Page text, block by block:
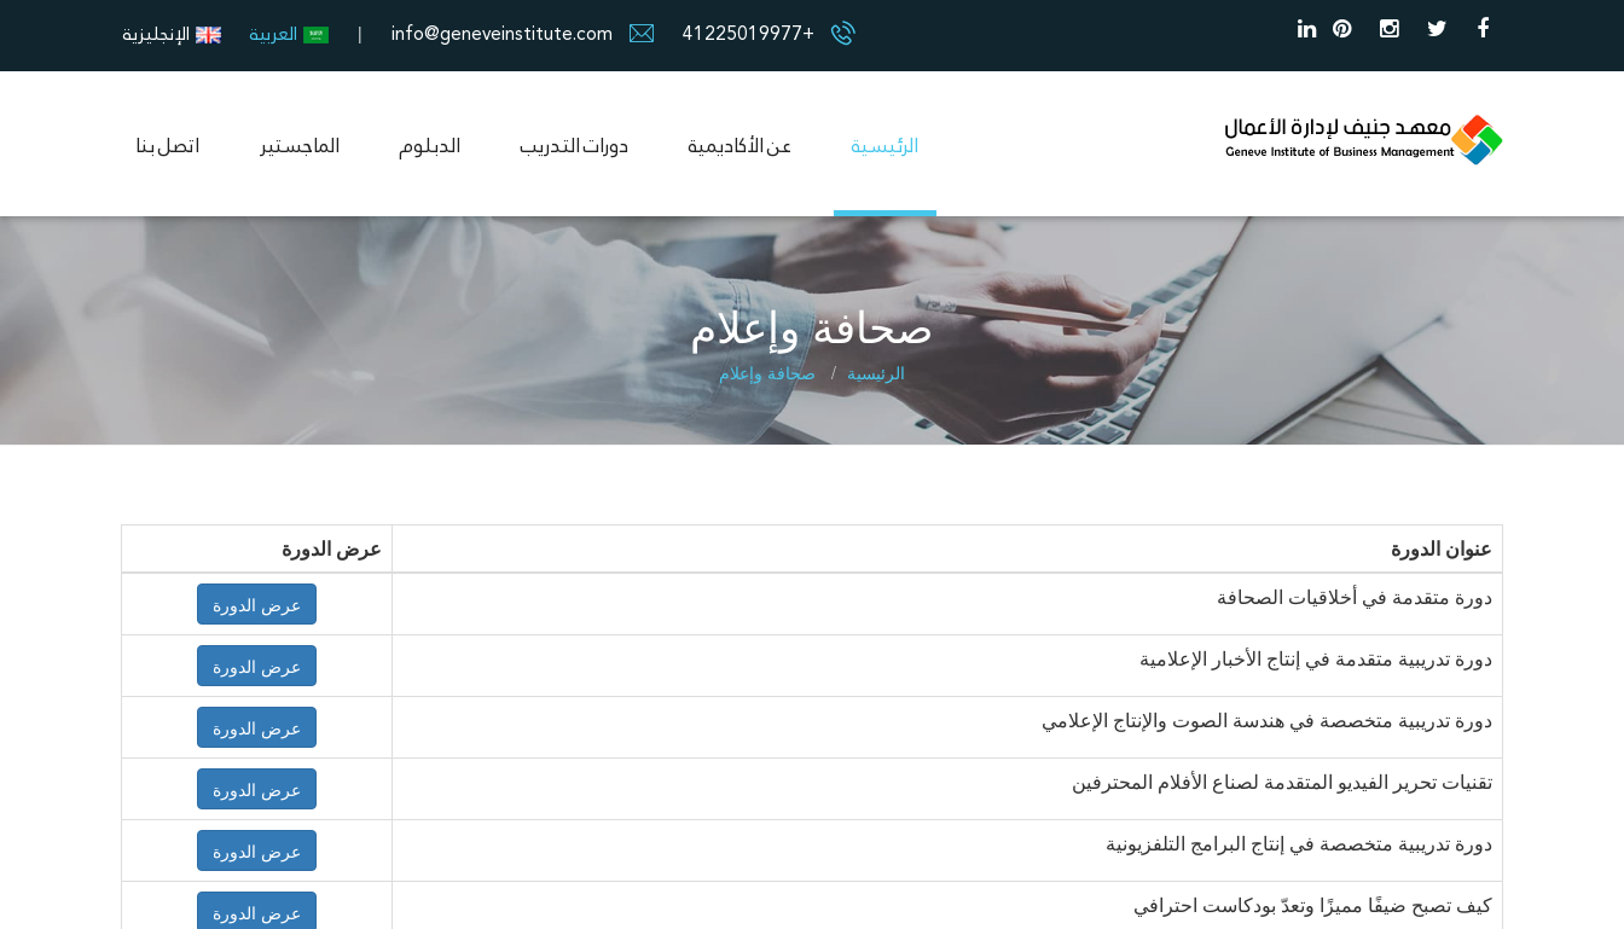
+41225019977
info@geneveinstitute.com
| العربية الإنجليزية
الرئيسية عن الأكاديمية دورات التدريب الدبلوم الماجستير اتصل بنا
صحافة وإعلام
الرئيسية صحافة وإعلام
عنوان الدورة
عرض الدورة
دورة متقدمة في أخلاقيات الصحافة
عرض الدورة
دورة تدريبية متقدمة في إنتاج الأخبار الإعلامية عرض الدورة
دورة تدريبية متخصصة في هندسة الصوت والإنتاج الإعلامي عرض الدورة
تقنيات تحرير الفيديو المتقدمة لصناع الأفلام المحترفين عرض الدورة
دورة تدريبية متخصصة في إنتاج البرامج التلفزيونية عرض الدورة
كيف تصبح ضيفًا مميزًا وتعدّ بودكاست احترافي عرض الدورة